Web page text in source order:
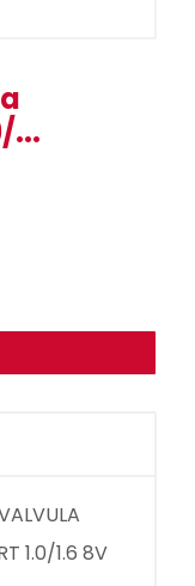
...
1.0/1.6 8V